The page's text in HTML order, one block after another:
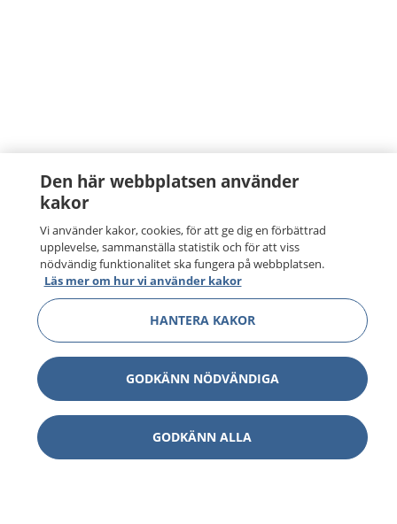
Den här webbplatsen använder
kakor
Vi använder kakor, cookies, för att ge dig en förbättrad
upplevelse, sammanställa statistik och för att viss
nödvändig funktionalitet ska fungera på webbplatsen.
Läs mer om hur vi använder kakor
HANTERA KAKOR
GODKÄNN NÖDVÄNDIGA
GODKÄNN ALLA